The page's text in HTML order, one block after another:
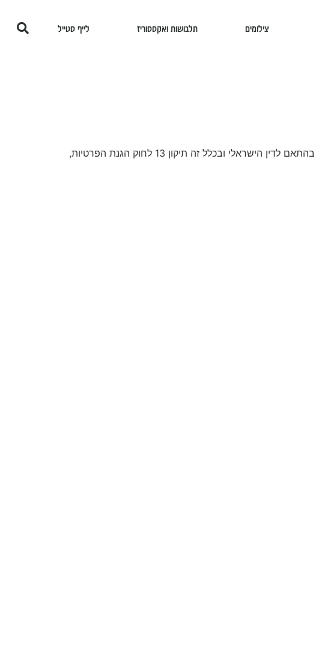
צילומים תלבושות ואקססוריז לייף סטייל
(להלן: "האתר"), מכבדים את פרטיות הגולשים ומתחייבים לפעול בהתאם לדין הישראלי ובכלל זה תיקון 13 לחוק הגנת הפרטיות,